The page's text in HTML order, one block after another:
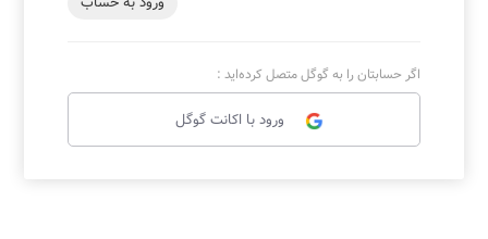
اگر حسابتان را به گوگل متصل کرده‌اید :
ورود با اکانت گوگل